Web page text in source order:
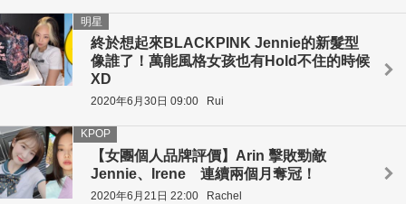
終於想起來BLACKPINK Jennie的新髮型
像誰了！萬能風格女孩也有Hold不住的時候
XD
明星
2020年6月30日 09:00 Rui
【女團個人品牌評價】Arin 擊敗勁敵
Jennie、Irene 連續兩個月奪冠！
KPOP
2020年6月21日 22:00 Rachel